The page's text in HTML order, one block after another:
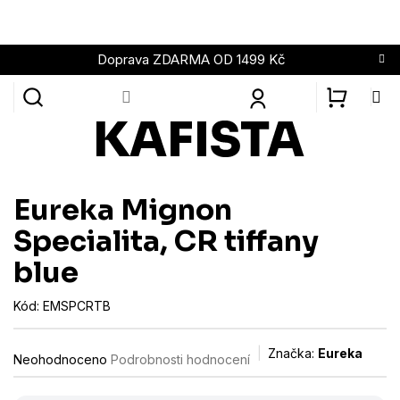
obsah
Doprava ZDARMA OD 1499 Kč
Eureka Mignon
Specialita, CR tiffany
blue
Kód: EMSPCRTB
Průměrné
hodnocení
Neohodnoceno Podrobnosti hodnocení Značka: Eureka